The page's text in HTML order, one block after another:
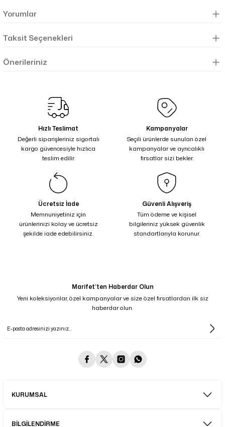
Yorumlar
Taksit Seçenekleri
Önerileriniz
Hızlı Teslimat
Değerli siparişleriniz sigortalı
kargo güvencesiyle hızlıca
teslim edilir.
Kampanyalar
Seçili ürünlerde sunulan özel
kampanyalar ve ayrıcalıklı
fırsatlar sizi bekler.
Ücretsiz İade
Memnuniyetiniz için
ürünlerinizi kolay ve ücretsiz
şekilde iade edebilirsiniz.
Güvenli Alışveriş
Tüm ödeme ve kişisel
bilgileriniz yüksek güvenlik
standartlarıyla korunur.
Marifet’ten Haberdar Olun
Yeni koleksiyonlar, özel kampanyalar ve size özel fırsatlardan ilk siz
haberdar olun.
KURUMSAL
BİLGİLENDİRME